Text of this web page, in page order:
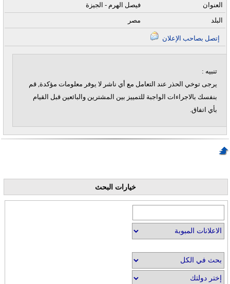
فيصل الهرم - الجيزة
العنوان
مصر
البلد
تنبيه :
يرجى توخي الحذر عند التعامل مع أي ناشر لا يوفر معلومات مؤكدة, قم
بنفسك بالاجراءات الواجبة للتمييز بين المشترين والبائعين قبل القيام
بأي اتفاق.
خيارات البحث